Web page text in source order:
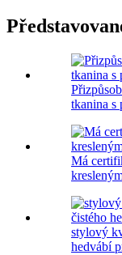
tkanina s
Má
stylový
hedvábí